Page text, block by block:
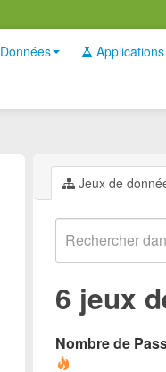
Données Applications
Jeux de
6 jeux
Nombre de